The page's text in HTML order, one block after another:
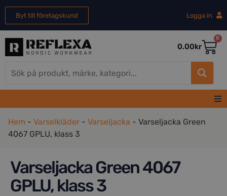
Byt till företagskund Logga in
0.00kr
0
Hem
Dam
Hem - Varselkläder - Varseljacka - Varseljacka Green
4067 GPLU, klass 3
Varseljacka Green 4067
GPLU, klass 3